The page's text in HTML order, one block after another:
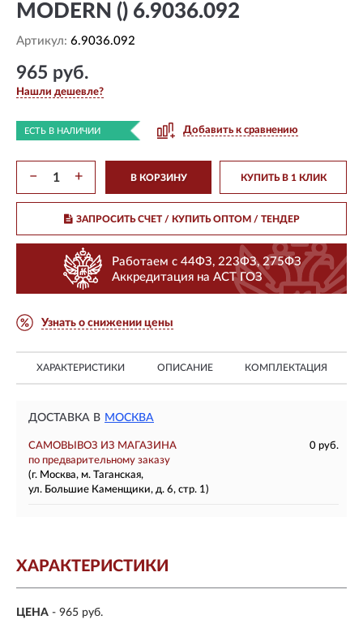
MODERN () 6.9036.092
Артикул: 6.9036.092
965 руб.
Нашли дешевле?
ЕСТЬ В НАЛИЧИИ Добавить к сравнению
− + В КОРЗИНУ КУПИТЬ В 1 КЛИК
ЗАПРОСИТЬ СЧЕТ / КУПИТЬ ОПТОМ/ ТЕНДЕР
Работаем с 44ФЗ, 223ФЗ, 275ФЗ
Аккредитация на АСТ ГОЗ
Узнать о снижении цены
ХАРАКТЕРИСТИКИ ОПИСАНИЕ КОМПЛЕКТАЦИЯ
ДОСТАВКА В МОСКВА
САМОВЫВОЗ ИЗ МАГАЗИНА
0 руб.
по предварительному заказу
(г. Москва, м. Таганская,
ул. Большие Каменщики, д. 6, стр. 1)
ХАРАКТЕРИСТИКИ
ЦЕНА - 965 руб.